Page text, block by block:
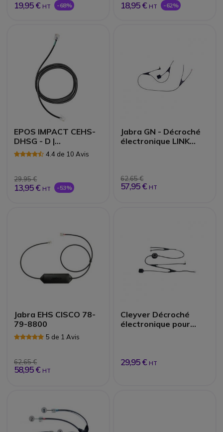
19,95 € HT -68% 18,95 € HT -62%
EPOS IMPACT CEHS-
DHSG - D |
Accessoires4.4 de 10 Avis
29,95 €
13,95 € HT -53%
Jabra GN - Décroché
électronique LINK
62,65 €
57,95 € HT
Jabra EHS CISCO 78-
79-8800
5 de 1 Avis
62,65 €
58,95 € HT
Cleyver Décroché
électronique pour
29,95 € HT